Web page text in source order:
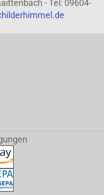
- Tel: 09604-